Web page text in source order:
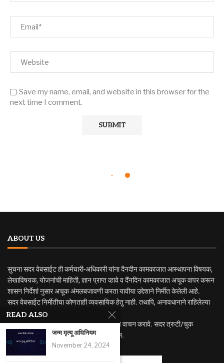
Save my name, email, and website in this browser for the
next time I comment.
ABOUT US
सुचना सदर वेबसाईट ही कर्मचारी-अधिकारी यांना दैनदीन कामकाजात आस्थापना विषयक,
लेखाविषयक, योजनांची माहिती, ज्ञान प्राप्त व्हावे व दैंनदिन कामकाजात अचूक वापर करून
शासन निर्देशां नुसार अचूक अंमलबजावणी करता यावीया उद्देशाने निर्मीत केलेली आहे.
सदर वेबसाईट निर्मीतीचा कोणताही व्यवसायिक हेतु नाही. तथापि, अनावधानाने राहिलेल्या
त्रुटी वा चुकीसाठी जबाबदार राहणार नाही.
अधिक अभ्यासासाठी मुळ नियम व शासन निर्णयाचे वाचन करावे. सदर त्रुटी/चुक
निदर्शनास आणुन दिल्यास सुधारणा करण्यात येईल.
READ ALSO
जन्म मृत्यू अधिनियम
November 24, 2024